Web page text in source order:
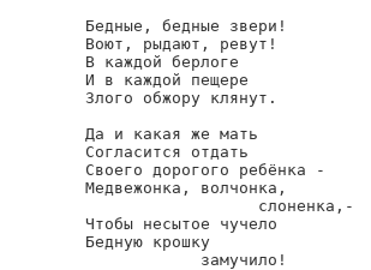
Бедные, бедные звери!
Воют, рыдают, ревут!
В каждой берлоге
И в каждой пещере
Злого обжору клянут.
Да и какая же мать
Согласится отдать
Своего дорогого ребёнка -
Медвежонка, волчонка,
                  слоненка,-
Чтобы несытое чучело
Бедную крошку
            замучило!